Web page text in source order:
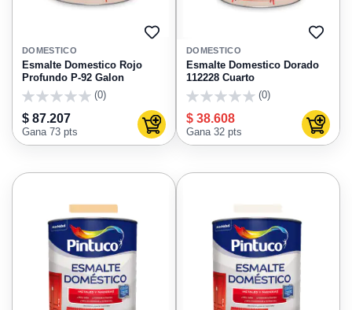
AGREGAR
FAVORITOS
DOMESTICO
Esmalte Domestico Rojo
Profundo P-92 Galon
(0)
$ 87.207
Gana 73 pts Agregar al carrito
DOMESTICO
Esmalte Domestico Dorado
112228 Cuarto
(0)
$ 38.608
Gana 32 pts